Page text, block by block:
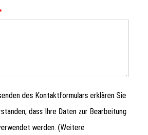
des Kontaktformulars erklären Sie
dass Ihre Daten zur Bearbeitung
werden. (Weitere